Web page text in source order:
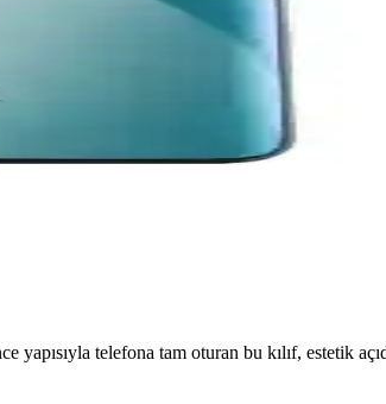
telefona tam oturan bu kılıf, estetik